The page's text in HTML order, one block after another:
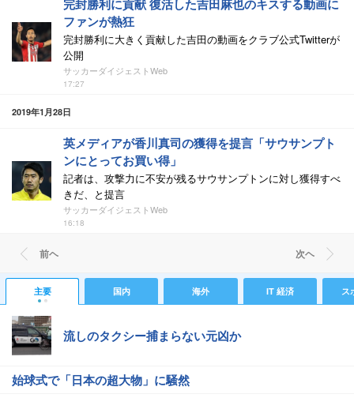
完封勝利に貢献 復活した吉田麻也のキスする動画に
ファンが熱狂
完封勝利に大きく貢献した吉田の動画をクラブ公式Twitterが
公開
サッカーダイジェストWeb
17:27
2019年1月28日
英メディアが香川真司の獲得を提言「サウサンプト
ンにとってお買い得」
記者は、攻撃力に不安が残るサウサンプトンに対し獲得すべ
きだ、と提言
サッカーダイジェストWeb
16:18
前ヘ 次ヘ
主要 国内 海外 IT 経済 ス
流しのタクシー捕まらない元凶か
始球式で「日本の超大物」に騒然